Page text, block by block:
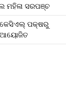
ମହିଳା ସରପଞ୍ଚ
ପକ୍ଷରୁ
ଆୟୋଜିତ